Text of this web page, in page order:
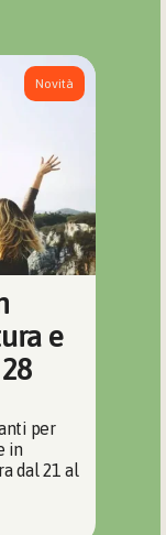
Novità
e
per
in
dal 21 al